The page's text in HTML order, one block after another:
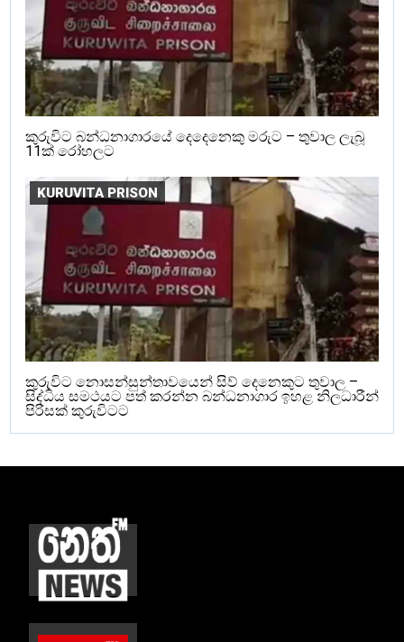
කුරුවිට බන්ධනාගාරයේ දෙදෙනෙකු මරුට – තුවාල ලැබූ
11ක් රෝහලට
KURUVITA PRISON
කුරුවිට නොසන්සුන්තාවයෙන් සිව් දෙනෙකුට තුවාල –
සිද්ධිය සමථයට පත් කරන්න බන්ධනාගාර ඉහළ නිලධාරීන්
පිරිසක් කුරුවිටට